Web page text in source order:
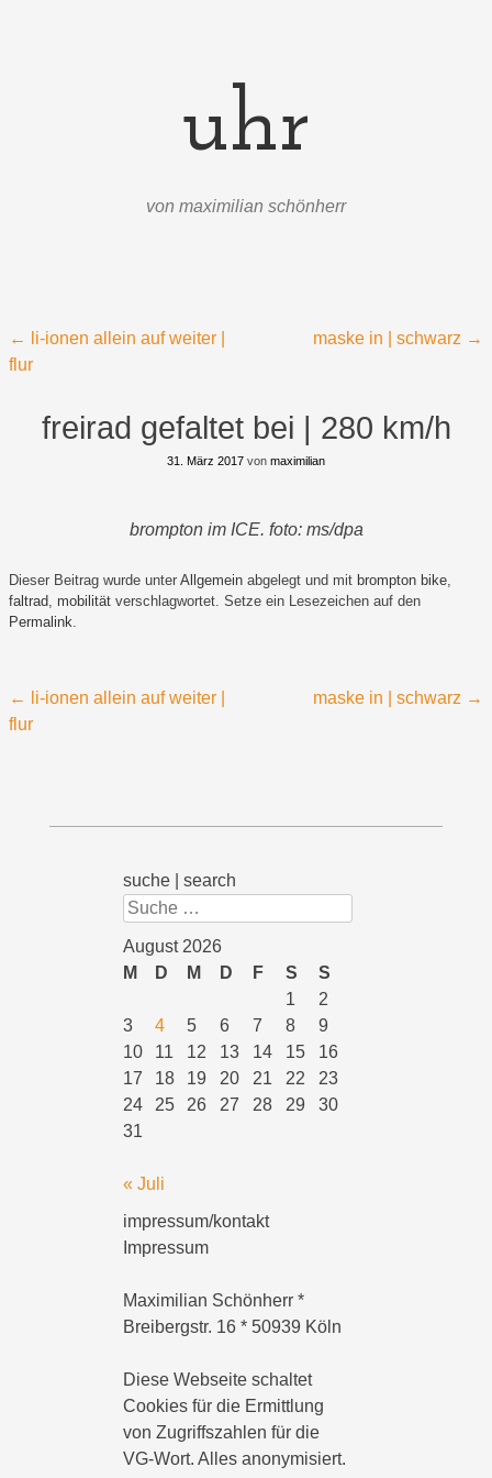
uhr
von maximilian schönherr
Beitragsnavigation
←
li-ionen allein auf weiter |
flur
maske in | schwarz →
freirad gefaltet bei | 280 km/h
31. März 2017 von maximilian
brompton im ICE. foto: ms/dpa
Dieser Beitrag wurde unter Allgemein abgelegt und mit brompton bike,
faltrad, mobilität verschlagwortet. Setze ein Lesezeichen auf den
Permalink.
Beitragsnavigation
←
li-ionen allein auf weiter |
flur
maske in | schwarz →
suche | search
Suchen
August 2026
M
D M D F S
S
1
2
3
4 5 6 7 8
9
10
11 12 13 14 15
16
17
18 19 20 21 22
23
24
25 26 27 28 29
30
31
« Juli
impressum/kontakt
Impressum
Maximilian Schönherr *
Breibergstr. 16 * 50939 Köln
Diese Webseite schaltet
Cookies für die Ermittlung
von Zugriffszahlen für die
VG-Wort. Alles anonymisiert.